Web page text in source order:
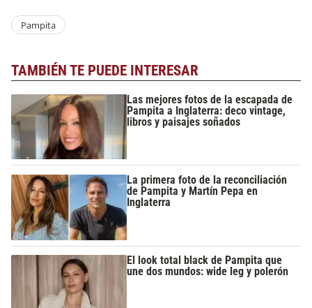
Pampita
TAMBIÉN TE PUEDE INTERESAR
Las mejores fotos de la escapada de
Pampita a Inglaterra: deco vintage,
libros y paisajes soñados
La primera foto de la reconciliación
de Pampita y Martín Pepa en
Inglaterra
El look total black de Pampita que
une dos mundos: wide leg y polerón